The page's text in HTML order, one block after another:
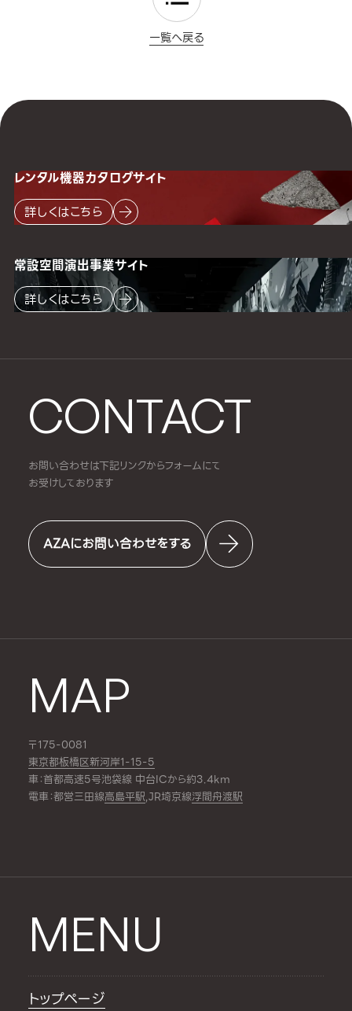
一覧へ戻る
CONTACT
お問い合わせは下記リンクからフォームにて
お受けしております
AZAにお問い合わせをする
MAP
〒175-0081
東京都板橋区新河岸1-15-5
車：首都高速5号池袋線 中台ICから約3.4km
電車：都営三田線高島平駅,JR埼京線浮間舟渡駅
レンタル機器カタログサイト
詳しくはこちら
常設空間演出事業サイト
詳しくはこちら
MENU
トップページ